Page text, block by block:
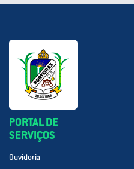
PORTAL DE
SERVIÇOS
Ouvidoria